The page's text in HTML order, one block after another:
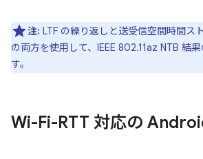
注: LTF の繰り返しと送受信空間時間ス
の両方を使用して、IEEE 802.11az NTB 結
す。
Wi-Fi-RTT 対応の